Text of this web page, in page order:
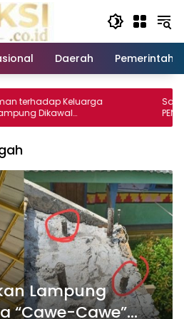
Daerah
Keluarga
Santri
PENTAS PAI
Lampung
“Cawe-Cawe”